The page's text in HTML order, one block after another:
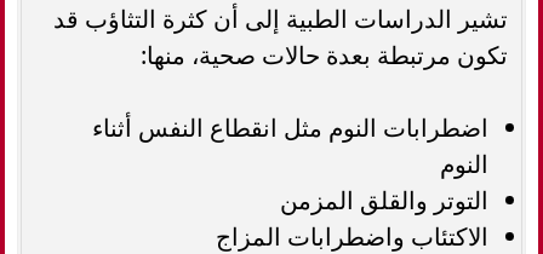
تشير الدراسات الطبية إلى أن كثرة التثاؤب قد
تكون مرتبطة بعدة حالات صحية، منها:
اضطرابات النوم مثل انقطاع النفس أثناء
النوم
التوتر والقلق المزمن
الاكتئاب واضطرابات المزاج